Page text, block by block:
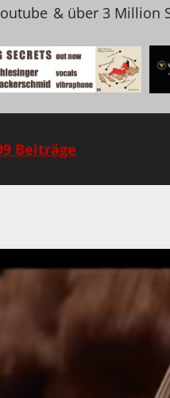
& über 3 Million
Beiträge